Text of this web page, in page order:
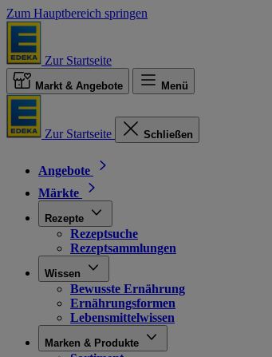
Zum Hauptbereich springen
Zur Startseite
Markt & Angebote Menü
Zur Startseite Schließen
Angebote
Märkte
Rezepte
Rezeptsuche
Rezeptsammlungen
Wissen
Bewusste Ernährung
Ernährungsformen
Lebensmittelwissen
Marken & Produkte